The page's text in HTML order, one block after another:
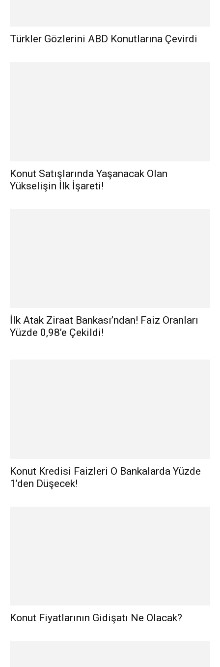
Türkler Gözlerini ABD Konutlarına Çevirdi
Konut Satışlarında Yaşanacak Olan
Yükselişin İlk İşareti!
İlk Atak Ziraat Bankası’ndan! Faiz Oranları
Yüzde 0,98’e Çekildi!
Konut Kredisi Faizleri O Bankalarda Yüzde
1’den Düşecek!
Konut Fiyatlarının Gidişatı Ne Olacak?